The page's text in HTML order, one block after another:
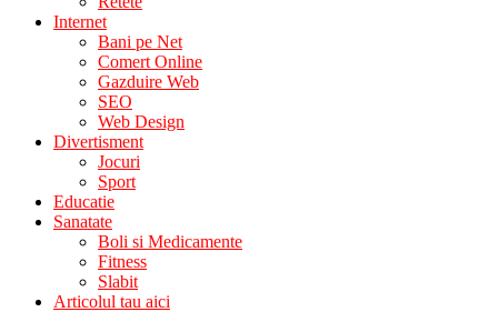
Internet
Bani pe Net
Comert Online
Gazduire Web
SEO
Web Design
Divertisment
Jocuri
Sport
Educatie
Sanatate
Boli si Medicamente
Fitness
Slabit
Articolul tau aici